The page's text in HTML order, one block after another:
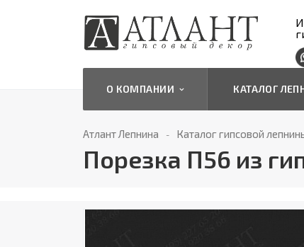
О КОМПАНИИ КАТАЛОГ
Атлант Лепнина Каталог гипсовой
Порезка П56 из